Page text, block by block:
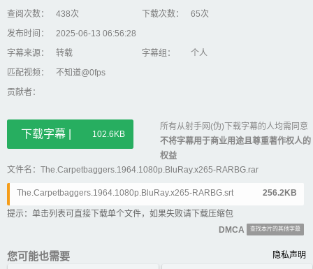
查阅次数：
438次 下载次数：
65次
发布时间：
2025-06-13 06:56:28
字幕来源：
转载 字幕组：
个人
匹配视频：
不知道@0fps
贡献者：
下载字幕 | 102.6KB
所有从射手网(伪)下载字幕的人均需同意
不将字幕用于商业用途且尊重著作权人的
权益
文件名：The.Carpetbaggers.1964.1080p.BluRay.x265-RARBG.rar
The.Carpetbaggers.1964.1080p.BluRay.x265-RARBG.srt 256.2KB
提示：单击列表可直接下载单个文件，如果失败请下载压缩包
DMCA
查找本片的其他字幕
您可能也需要 隐私声明